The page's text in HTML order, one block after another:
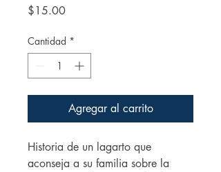
$15.00Precio
Cantidad *
Agregar al carrito
Historia de un lagarto que
aconseja a su familia sobre la